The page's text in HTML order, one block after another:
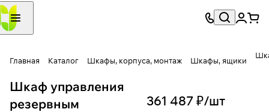
Главная Каталог Шкафы, корпуса, монтаж Шкафы, ящики
Шкаф управления
резервным
361 487 ₽/шт